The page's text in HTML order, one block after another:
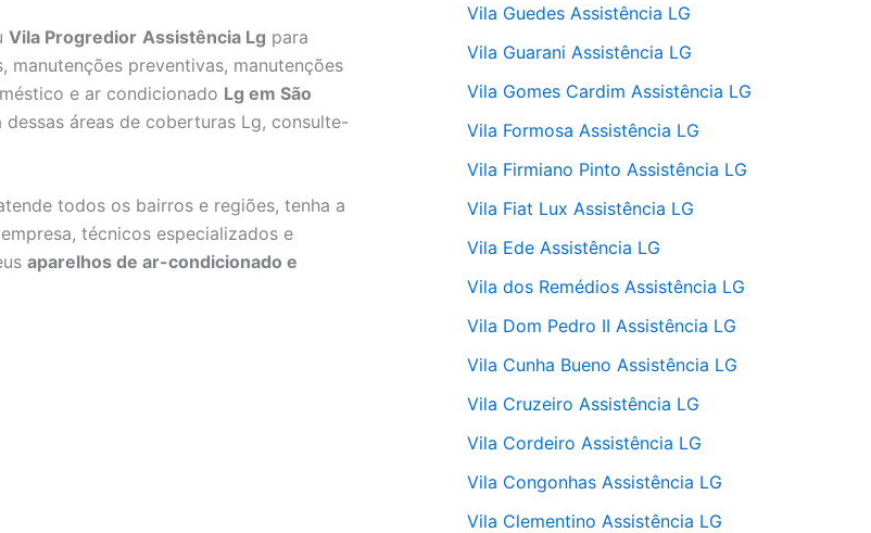
Vila Progredior Assistência Lg para
manutenções preventivas, manutenções
e ar condicionado Lg em São
áreas de coberturas Lg, consulte-
todos os bairros e regiões, tenha a
técnicos especializados e
aparelhos de ar-condicionado e
Vila Guedes Assistência LG
Vila Guarani Assistência LG
Vila Gomes Cardim Assistência LG
Vila Formosa Assistência LG
Vila Firmiano Pinto Assistência LG
Vila Fiat Lux Assistência LG
Vila Ede Assistência LG
Vila dos Remédios Assistência LG
Vila Dom Pedro II Assistência LG
Vila Cunha Bueno Assistência LG
Vila Cruzeiro Assistência LG
Vila Cordeiro Assistência LG
Vila Congonhas Assistência LG
Vila Clementino Assistência LG